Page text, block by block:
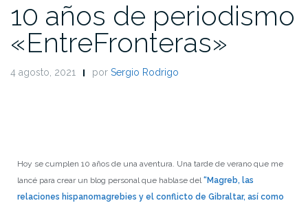
10 años de periodismo
«EntreFronteras»
4 agosto, 2021 por Sergio Rodrigo
Hoy se cumplen 10 años de una aventura. Una tarde de verano que me
lancé para crear un blog personal que hablase del“Magreb, las
relaciones hispanomagrebies y el conflicto de Gibraltar, así como